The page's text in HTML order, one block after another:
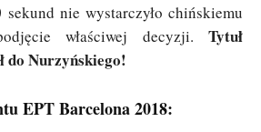
nie wystarczyło chińskiemu
właściwej decyzji. Tytuł
do Nurzyńskiego!
EPT Barcelona 2018: